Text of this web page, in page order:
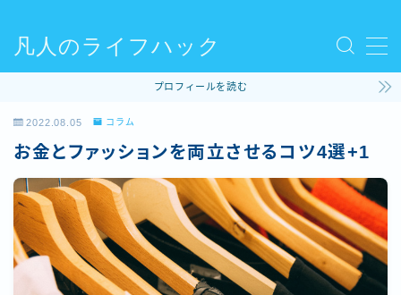
凡人のライフハック
使ってるモノ
ファッション
ライフハック
コラム
プロフィールを読む
2022.08.05 コラム
お金とファッションを両立させるコツ4選+1